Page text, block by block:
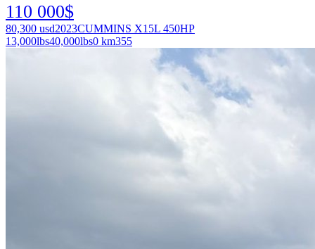
110 000$
80,300 usd2023CUMMINS X15L 450HP
13,000lbs40,000lbs0 km355